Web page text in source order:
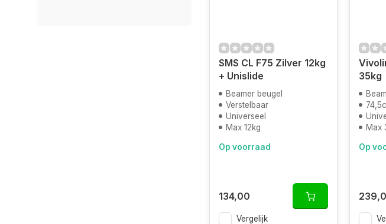
SMS CL F75 Zilver 12kg
+ Unislide
Beamer beugel
Verstelbaar
Universeel
Max 12kg
Op voorraad
134,00
Vergelijk
35kg
Max
Op